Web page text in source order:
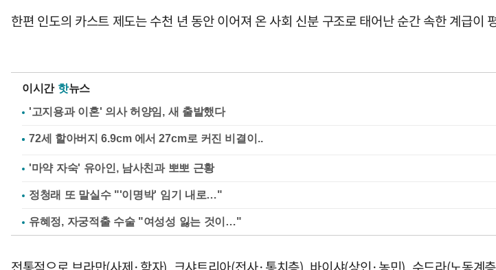
한편 인도의 카스트 제도는 수천 년 동안 이어져 온 사회 신분 구조로 태어난 순간 속한 계급이
이시간 핫뉴스
'고지용과 이혼' 의사 허양임, 새 출발했다
'마약 자숙' 유아인, 남사친과 뽀뽀 근황
정청래 또 말실수 "'이명박' 임기 내로…"
유혜정, 자궁적출 수술 "여성성 잃는 것이…"